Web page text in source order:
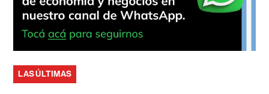
LAS ÚLTIMAS